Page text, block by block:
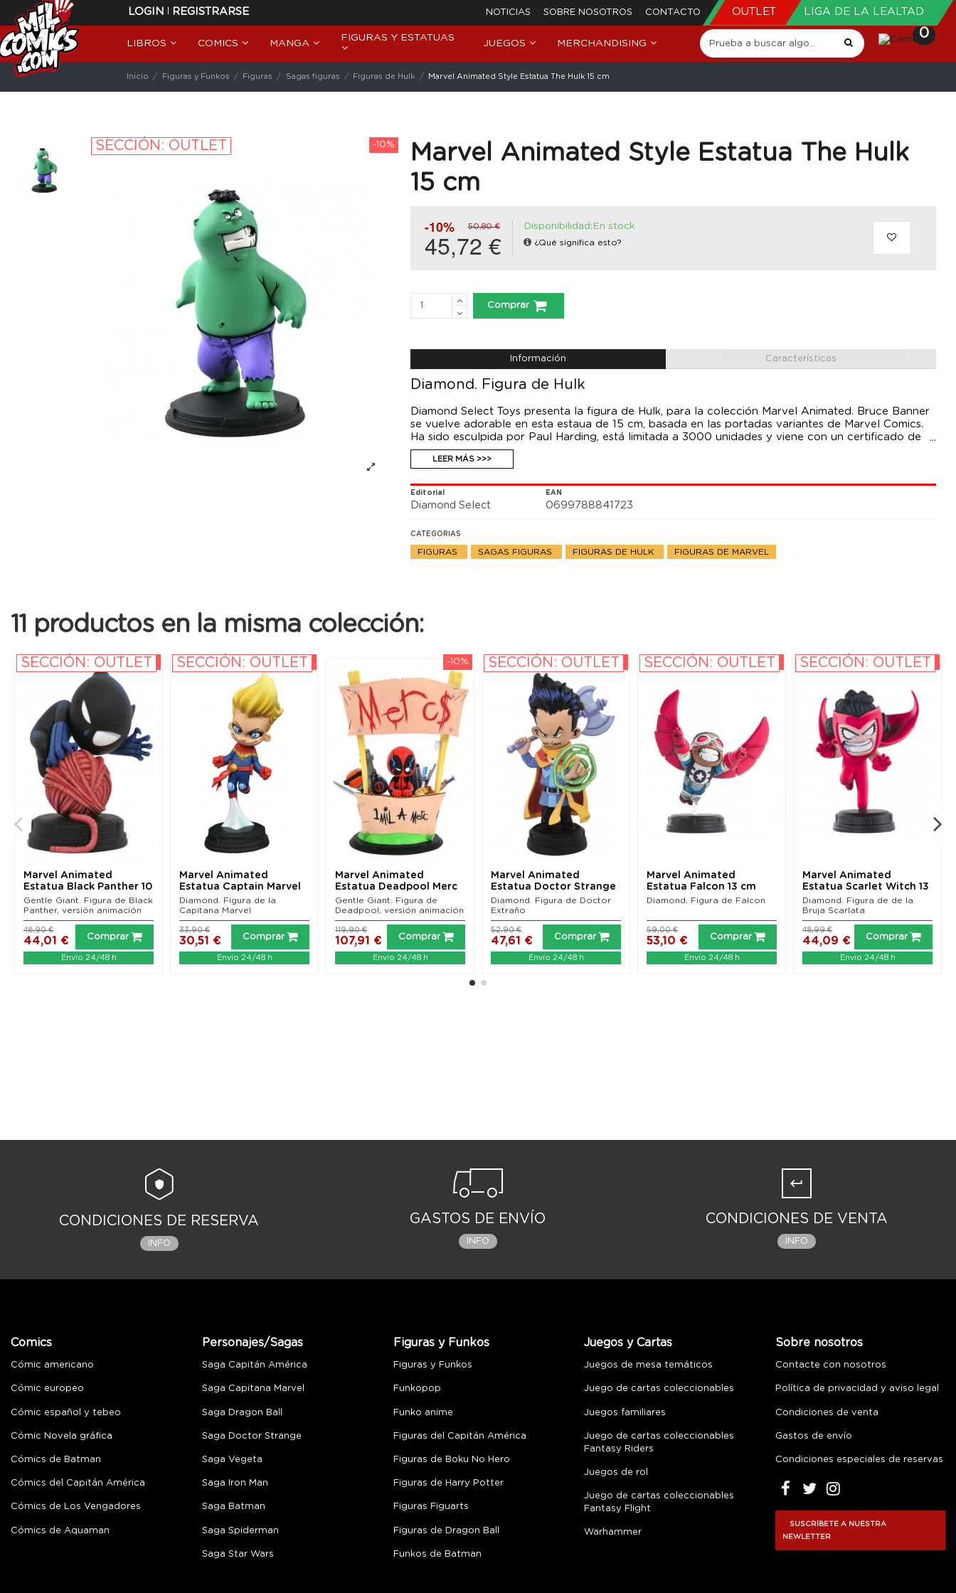
LOGIN | REGISTRARSE NOTICIAS SOBRE NOSOTROS CONTACTO OUTLET LIGA DE LA LEALTAD
LIBROS COMICS MANGA
FIGURAS Y ESTATUAS
JUEGOS MERCHANDISING
0
Inicio Figuras y Funkos Figuras Sagas figuras Figuras de Hulk Marvel Animated Style Estatua The Hulk 15 cm
-10%
SECCIÓN: OUTLET
Marvel Animated Style Estatua The Hulk
15 cm
-10% 50,80 €
45,72 €
Disponibilidad:En stock
¿Qué significa esto?
Comprar
Información Características
Diamond. Figura de Hulk
Diamond Select Toys presenta la figura de Hulk, para la colección Marvel Animated. Bruce Banner
se vuelve adorable en esta estaua de 15 cm, basada en las portadas variantes de Marvel Comics.
Ha sido esculpida por Paul Harding, está limitada a 3000 unidades y viene con un certificado de
autenticidad.
LEER MÁS >>>
Editorial
Diamond Select
EAN
0699788841723
CATEGORIAS
FIGURAS SAGAS FIGURAS FIGURAS DE HULK FIGURAS DE MARVEL
11 productos en la misma colección:
-10%
SECCIÓN: OUTLET
Marvel Animated
Estatua Black Panther 10
cm
Gentle Giant. Figura de Black
Panther, versión animación
44,01 €
48,90 €
Comprar
Envío 24/48 h
-10%
SECCIÓN: OUTLET
Marvel Animated
Estatua Captain Marvel
10 cm
Diamond. Figura de la
Capitana Marvel
30,51 €
33,90 €
Comprar
Envío 24/48 h
-10%
Marvel Animated
Estatua Deadpool Merc
For Hire 20 cm
Gentle Giant. Figura de
Deadpool, versión animación
107,91 €
119,90 €
Comprar
Envío 24/48 h
-10%
SECCIÓN: OUTLET
Marvel Animated
Estatua Doctor Strange
13 cm
Diamond. Figura de Doctor
Extraño
47,61 €
52,90 €
Comprar
Envío 24/48 h
-10%
SECCIÓN: OUTLET
Marvel Animated
Estatua Falcon 13 cm
Diamond. Figura de Falcon
53,10 €
59,00 €
Comprar
Envío 24/48 h
-10%
SECCIÓN: OUTLET
Marvel Animated
Estatua Scarlet Witch 13
cm
Diamond. Figura de de la
Bruja Scarlata
44,09 €
48,99 €
Comprar
Envío 24/48 h
CONDICIONES DE RESERVA
INFO
GASTOS DE ENVÍO
INFO
CONDICIONES DE VENTA
INFO
Comics
Cómic americano
Cómic europeo
Cómic español y tebeo
Cómic Novela gráfica
Cómics de Batman
Cómics del Capitán América
Cómics de Los Vengadores
Cómics de Aquaman
Personajes/Sagas
Saga Capitán América
Saga Capitana Marvel
Saga Dragon Ball
Saga Doctor Strange
Saga Vegeta
Saga Iron Man
Saga Batman
Saga Spiderman
Saga Star Wars
Figuras y Funkos
Figuras y Funkos
Funkopop
Funko anime
Figuras del Capitán América
Figuras de Boku No Hero
Figuras de Harry Potter
Figuras Figuarts
Figuras de Dragon Ball
Funkos de Batman
Juegos y Cartas
Juegos de mesa temáticos
Juego de cartas coleccionables
Juegos familiares
Juego de cartas coleccionables
Fantasy Riders
Juegos de rol
Juego de cartas coleccionables
Fantasy Flight
Warhammer
Sobre nosotros
Contacte con nosotros
Política de privacidad y aviso legal
Condiciones de venta
Gastos de envío
Condiciones especiales de reservas
SUSCRÍBETE A NUESTRA
NEWLETTER